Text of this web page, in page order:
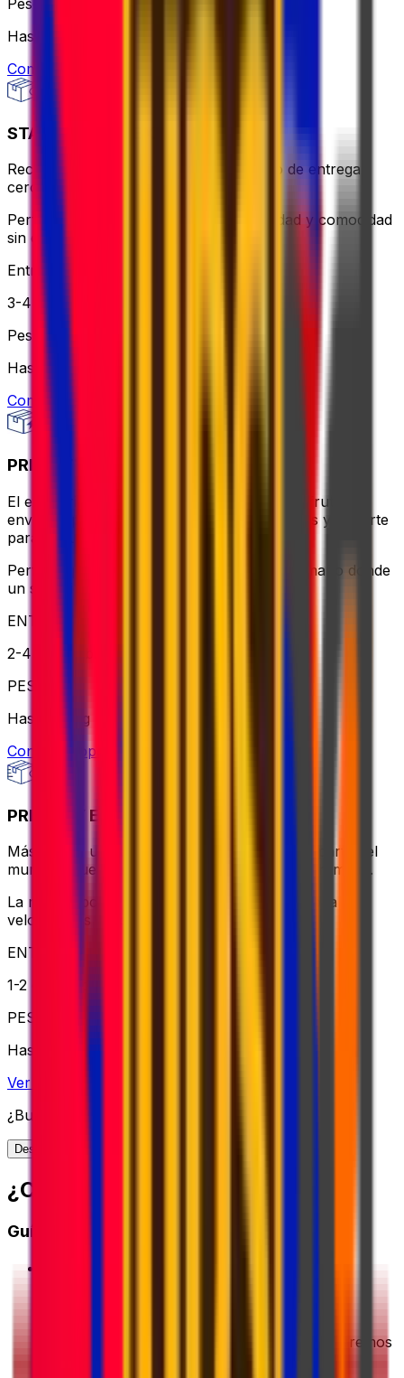
Hasta 30 kg
Comprobar opción
STANDARD - FLEXI
Recogida el mismo día o utiliza un punto de entrega
cercano: más flexible y aún asequible.
Perfecto para cuando necesitas flexibilidad y comodidad
sin que te cueste un ojo de la cara.
Entrega
3-4 días laborables
Peso
Hasta 30 kg
Comprobar opción
PRIORITY PACKAGE
El equilibrio ideal entre valor y velocidad: disfrute de
envíos rápidos, horarios de recogida flexibles y soporte
para paquetes más pesados.
Perfecto para envíos urgentes o de gran tamaño donde
un servicio fiable es clave
ENTREGA
2-4 días hábiles
PESO
Hasta 70 kg
Consultar opción
PRIORITY EXPRESS PACKAGE
Más allá de una entrega rápida, en cualquier parte del
mundo – vuela en 24-72 horas con manejo premium.
La mejor opción para envíos globales cuando la
velocidad es crucial
ENTREGA
1-2 días hábiles
PESO
Hasta 70kg
Ver opción
¿Buscas más opciones de envío?
Descubre toda nuestra gama de soluciones
¿CÓMO FUNCIONA?
Guía de inicio rápido
Introduce los detalles de tu envío. Te mostraremos